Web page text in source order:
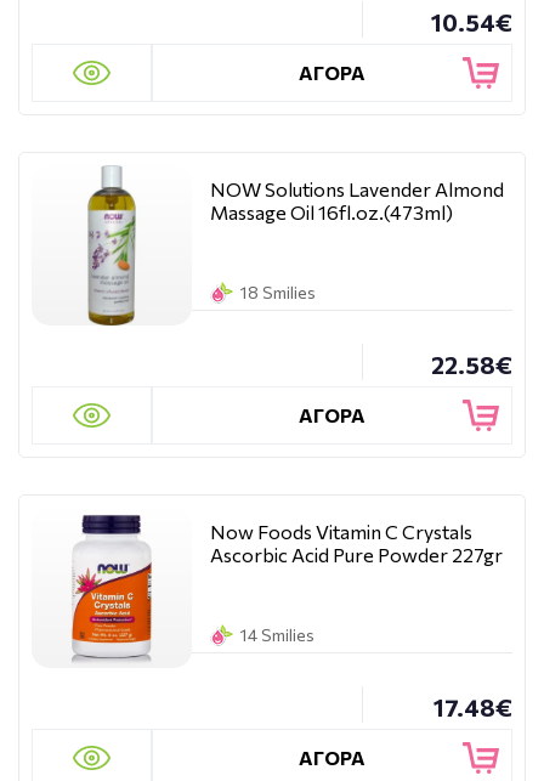
10.54€
ΑΓΟΡΑ
NOW Solutions Lavender Almond
Massage Oil 16fl.oz.(473ml)
18 Smilies
22.58€
ΑΓΟΡΑ
Now Foods Vitamin C Crystals
Ascorbic Acid Pure Powder 227gr
14 Smilies
17.48€
ΑΓΟΡΑ